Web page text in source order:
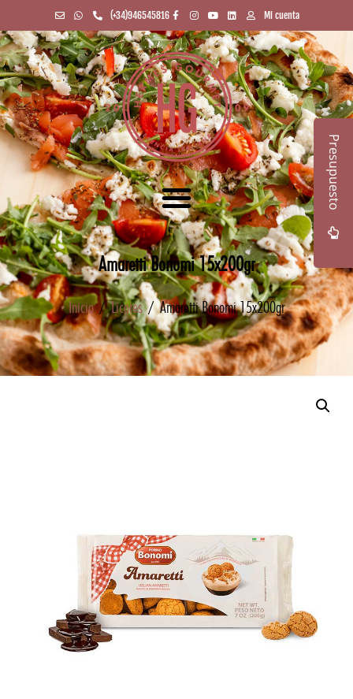
(+34)946545816 Mi cuenta
Amaretti Bonomi 15x200gr
Inicio/Licores/ Amaretti Bonomi 15x200gr
Presupuesto